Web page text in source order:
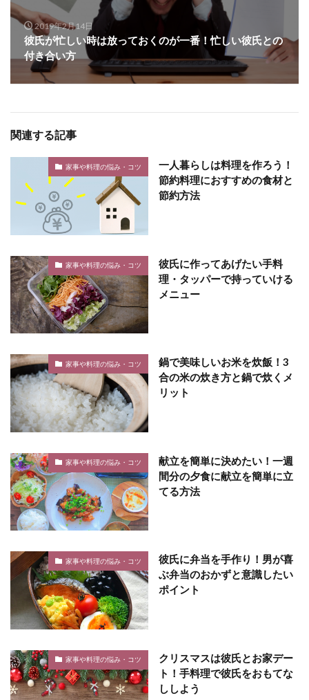
2019年2月14日
彼氏が忙しい時は放っておくのが一番！忙しい彼氏との
付き合い方
関連する記事
家事や料理の悩み・コツ
一人暮らしは料理を作ろう！
節約料理におすすめの食材と
節約方法
家事や料理の悩み・コツ
彼氏に作ってあげたい手料
理・タッパーで持っていける
メニュー
家事や料理の悩み・コツ
鍋で美味しいお米を炊飯！3
合の米の炊き方と鍋で炊くメ
リット
家事や料理の悩み・コツ
献立を簡単に決めたい！一週
間分の夕食に献立を簡単に立
てる方法
家事や料理の悩み・コツ
彼氏に弁当を手作り！男が喜
ぶ弁当のおかずと意識したい
ポイント
家事や料理の悩み・コツ
クリスマスは彼氏とお家デー
ト！手料理で彼氏をおもてな
ししよう